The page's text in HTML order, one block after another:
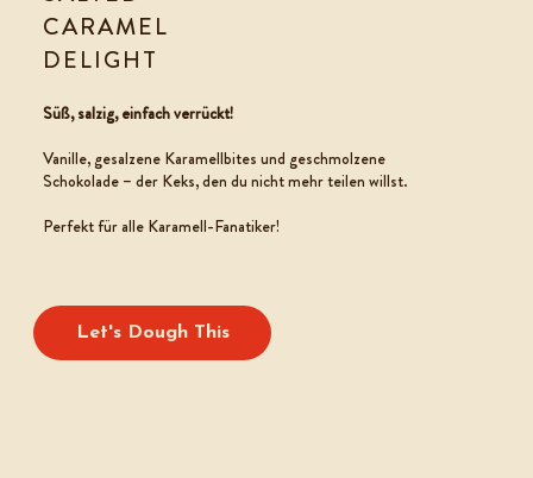
CARAMEL
DELIGHT
Süß, salzig, einfach verrückt!
Vanille, gesalzene Karamellbites und geschmolzene
Schokolade – der Keks, den du nicht mehr teilen willst.
Perfekt für alle Karamell-Fanatiker!
Let's Dough This